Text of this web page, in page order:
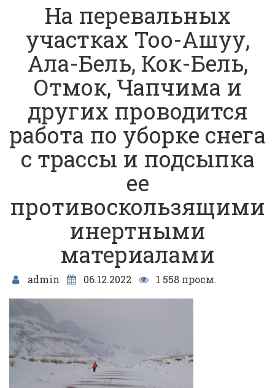
На перевальных
участках Тоо-Ашуу,
Ала-Бель, Кок-Бель,
Отмок, Чапчима и
других проводится
работа по уборке снега
с трассы и подсыпка
ее
противоскользящими
инертными
материалами
admin 06.12.2022 1 558 просм.